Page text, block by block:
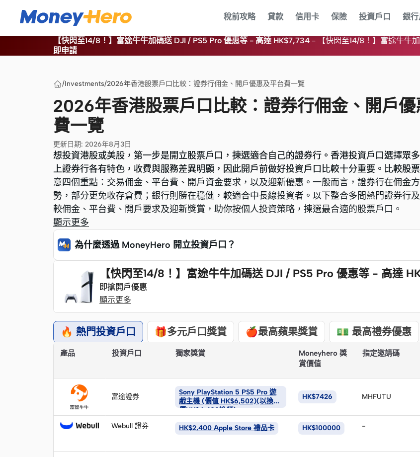
稅前攻略 貸款 信用卡 保險 投資戶口 銀
【快閃至14/8！】富途牛牛加碼送 DJI / PS5 Pro 優惠等 - 高達 HK$7,734 – 【快閃至14/8！】富途牛牛
即申請
/Investments/2026年香港股票戶口比較：證券行佣金、開戶優惠及平台費一覽
2026年香港股票戶口比較：證券行佣金、開戶優
費一覽
更新日期: 2026年8月3日
想投資港股或美股，第一步是開立股票戶口，揀選適合自己的證券行。香港投資戶口選擇眾
上證券行各有特色，收費與服務差異明顯，因此開戶前做好投資戶口比較十分重要。比較股
意四個重點：交易佣金、平台費、開戶資金要求，以及迎新優惠。一般而言，證券行在佣金
勢，部分更免收存倉費；銀行則勝在穩健，較適合中長線投資者。以下整合多間熱門證券行
較佣金、平台費、開戶要求及迎新獎賞，助你按個人投資策略，揀選最合適的股票戶口。
想投資港股或美股，第一步是開立股票戶口，揀選適合自己的證券行。香港投資戶口選擇眾
上證券行各有特色，收費與服務差異明顯，因此開戶前做好投資戶口比較十分重要。比較股
意四個重點：交易佣金、平台費、開戶資金要求，以及迎新優惠。一般而言，證券行在佣金
勢，部分更免收存倉費；銀行則勝在穩健，較適合中長線投資者。以下整合多間熱門證券行
較佣金、平台費、開戶要求及迎新獎賞，助你按個人投資策略，揀選最合適的股票戶口。
顯示更多
為什麼透過 MoneyHero 開立投資戶口？
【快閃至14/8！】富途牛牛加碼送 DJI / PS5 Pro 優惠等 - 高達
即搶開戶優惠
即搶開戶優惠
顯示更多
🔥 熱門投資戶口 🎁多元戶口獎賞 🍎最高蘋果獎賞 💵 最高禮券優惠
「快速摘要」
產品 投資戶口 獨家獎賞
Moneyhero 獎
賞價值
指定邀請碼
立
富途證券
Sony PlayStation 5 PS5 Pro 遊
戲主機 (價值 HK$6,502)(以換購
價HK$4,400換領)
HK$7426 MHFUTU
即
申
Webull 證券 HK$2,400 Apple Store 禮品卡 HK$100000 -